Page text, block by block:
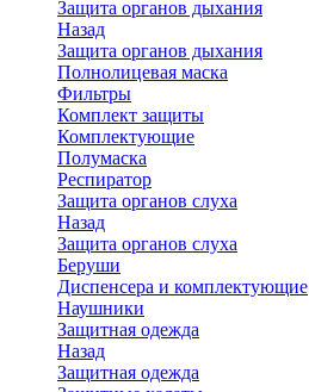
Защита органов дыхания
Назад
Защита органов дыхания
Полнолицевая маска
Фильтры
Комплект защиты
Комплектующие
Полумаска
Респиратор
Защита органов слуха
Назад
Защита органов слуха
Беруши
Диспенсера и комплектующие
Наушники
Защитная одежда
Назад
Защитная одежда